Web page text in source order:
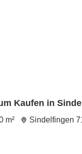
Kaufen in
m²
m² Sindelfingen